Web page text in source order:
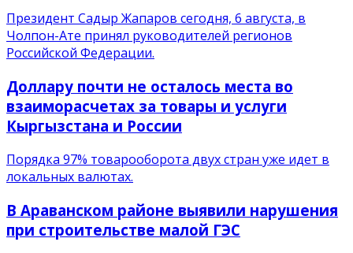
Президент Садыр Жапаров сегодня, 6 августа, в
Чолпон-Ате принял руководителей регионов
Российской Федерации.
Доллару почти не осталось места во
взаиморасчетах за товары и услуги
Кыргызстана и России
Порядка 97% товарооборота двух стран уже идет в
локальных валютах.
В Араванском районе выявили нарушения
при строительстве малой ГЭС